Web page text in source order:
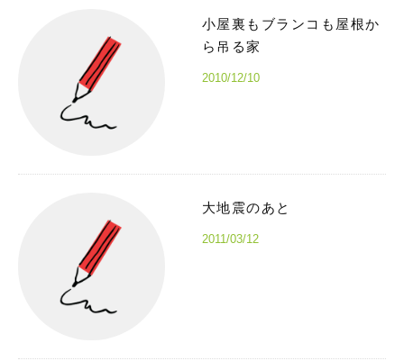
小屋裏もブランコも屋根か
ら吊る家
2010/12/10
大地震のあと
2011/03/12